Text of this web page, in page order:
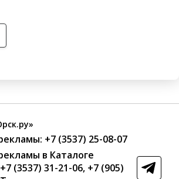
+7 (3537) 25-08-07
в Каталоге
+7 (3537) 31-21-06, +7 (905)